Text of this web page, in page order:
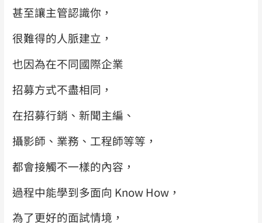
甚至讓主管認識你，
很難得的人脈建立，
也因為在不同國際企業
招募方式不盡相同，
在招募行銷、新聞主編、
攝影師、業務、工程師等等，
都會接觸不一樣的內容，
過程中能學到多面向 Know How，
為了更好的面試情境，